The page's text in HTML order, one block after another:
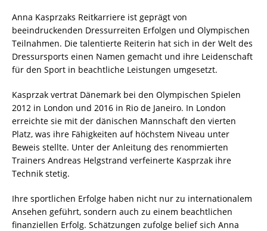
Anna Kasprzaks Reitkarriere ist geprägt von
beeindruckenden Dressurreiten Erfolgen und Olympischen
Teilnahmen. Die talentierte Reiterin hat sich in der Welt des
Dressursports einen Namen gemacht und ihre Leidenschaft
für den Sport in beachtliche Leistungen umgesetzt.
Kasprzak vertrat Dänemark bei den Olympischen Spielen
2012 in London und 2016 in Rio de Janeiro. In London
erreichte sie mit der dänischen Mannschaft den vierten
Platz, was ihre Fähigkeiten auf höchstem Niveau unter
Beweis stellte. Unter der Anleitung des renommierten
Trainers Andreas Helgstrand verfeinerte Kasprzak ihre
Technik stetig.
Ihre sportlichen Erfolge haben nicht nur zu internationalem
Ansehen geführt, sondern auch zu einem beachtlichen
finanziellen Erfolg. Schätzungen zufolge belief sich Anna